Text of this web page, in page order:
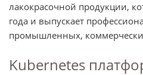
лакокрасочной продукции,
года и выпускает
промышленных,
Kubernetes